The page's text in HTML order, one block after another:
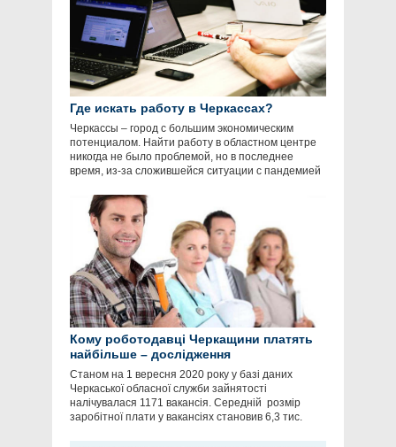
Где искать работу в Черкассах?
Черкассы – город с большим экономическим
потенциалом. Найти работу в областном центре
никогда не было проблемой, но в последнее
время, из-за сложившейся ситуации с пандемией
Кому роботодавці Черкащини платять
найбільше – дослідження
Станом на 1 вересня 2020 року у базі даних
Черкаської обласної служби зайнятості
налічувалася 1171 вакансія. Середній розмір
заробітної плати у вакансіях становив 6,3 тис.